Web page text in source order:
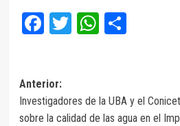
Facebook
Twitter
Navegación
de
Anterior:
Investigadores de la UBA y el
sobre la calidad de las agua en el